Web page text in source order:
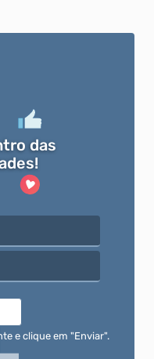
das
e clique em "Enviar".